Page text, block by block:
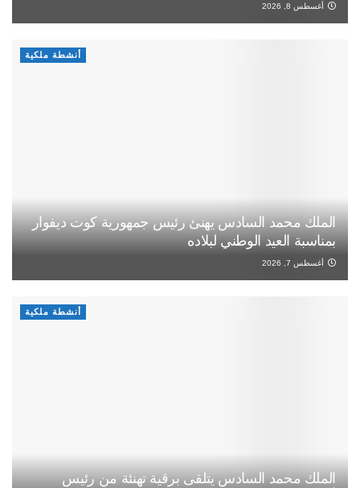
أغسطس 8, 2026
أنشطة ملكية
الملك محمد السادس يهنئ رئيس جمهورية كوت ديفوار
بمناسبة العيد الوطني لبلاده
أغسطس 7, 2026
أنشطة ملكية
الملك محمد السادس يتلقى برقية تهنئة من رئيس